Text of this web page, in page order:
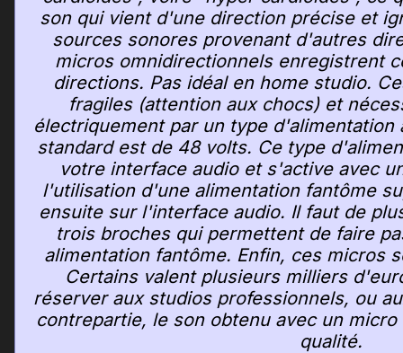
son qui vient d'une direction précise et
sources sonores provenant d'autres
micros omnidirectionnels enregistrent
directions. Pas idéal en home studio.
fragiles (attention aux chocs) et
électriquement par un type d'alimentation
standard est de 48 volts. Ce type
votre interface audio et s'active avec
l'utilisation d'une alimentation fantôme
ensuite sur l'interface audio. Il faut de
trois broches qui permettent de faire
alimentation fantôme. Enfin, ces micros
Certains valent plusieurs milliers
réserver aux studios professionnels, ou
contrepartie, le son obtenu avec un
qualité.